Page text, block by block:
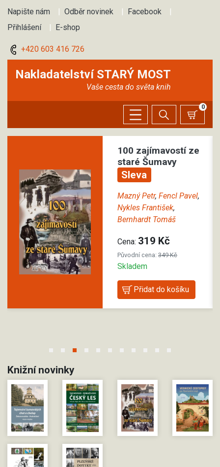
Napište nám | Odběr novinek | Facebook
|
Přihlášení
| E-shop
+420 603 416 726
Nakladatelství STARÝ MOST
Vaše cesta do světa knih
0
100 zajímavostí ze
staré Šumavy
Sleva
Mazný Petr, Fencl Pavel,
Nykles František,
Bernhardt Tomáš
Cena: 319 Kč
Původní cena: 349 Kč
Skladem
1 2 3 4 5 6 7 8 9 10 11
Knižní novinky